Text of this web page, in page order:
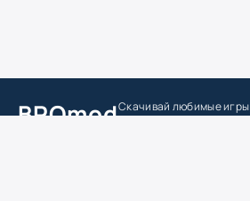
BROmodСкачивай любимые игры
андроид